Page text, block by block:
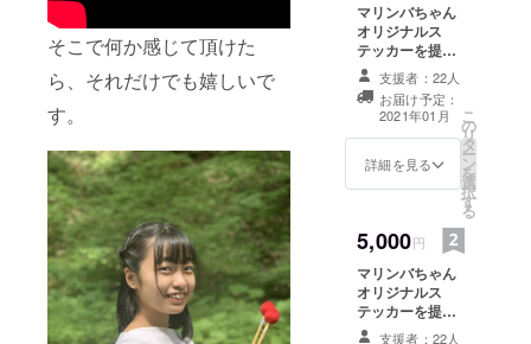
そこで何か感じて頂けた
ら、それだけでも嬉しいで
す。
マリンバちゃん
オリジナルス
テッカーを提供
します。 毎月1
回、私が演奏す
るマリンバの演
奏をSNSやメー
ルで配信しま
す。期間は1年間
い。でも頑張り
ます。
支援者：22人
お届け予定：
2021年01月
詳細を見る
こ
の
リ
タ
ー
ン
を
選
択
す
る
5,000円
マリンバちゃん
オリジナルス
テッカーを提供
します。 毎月2
支援者：22人